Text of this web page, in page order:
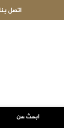
بعدم إطلاق النار
اتصل بنا